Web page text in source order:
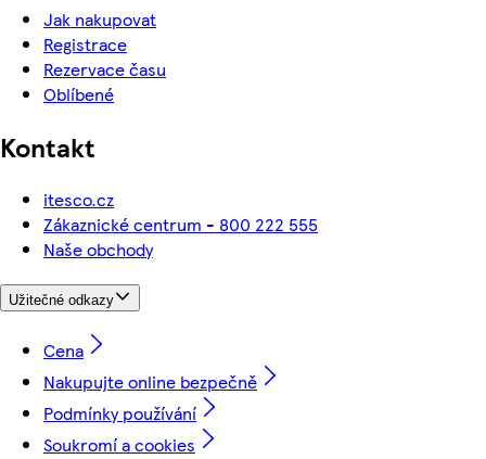
Jak nakupovat
Registrace
Rezervace času
Oblíbené
Kontakt
itesco.cz
Zákaznické centrum - 800 222 555
Naše obchody
Užitečné odkazy
Cena
Nakupujte online bezpečně
Podmínky používání
Soukromí a cookies